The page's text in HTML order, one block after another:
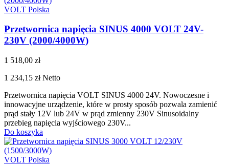
VOLT Polska
Przetwornica napięcia SINUS 4000 VOLT 24V-
230V (2000/4000W)
1 518,00 zł
1 234,15 złNetto
Przetwornica napięcia VOLT SINUS 4000 24V. Nowoczesne i
innowacyjne urządzenie, które w prosty sposób pozwala zamienić
prąd stały 12V lub 24V w prąd zmienny 230V Sinusoidalny
przebieg napięcia wyjściowego 230V...
Do koszyka
VOLT Polska